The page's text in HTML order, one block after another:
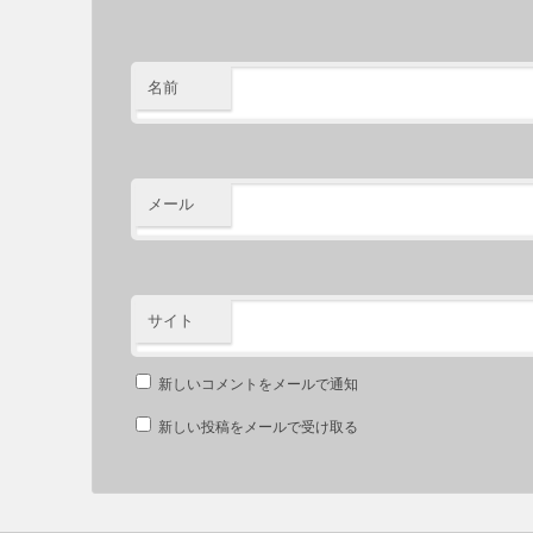
名前
メール
サイト
新しいコメントをメールで通知
新しい投稿をメールで受け取る